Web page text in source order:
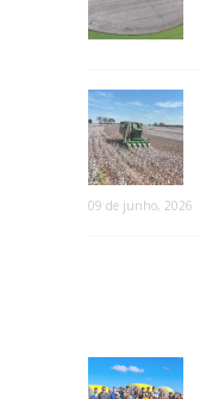
09 de junho, 2026